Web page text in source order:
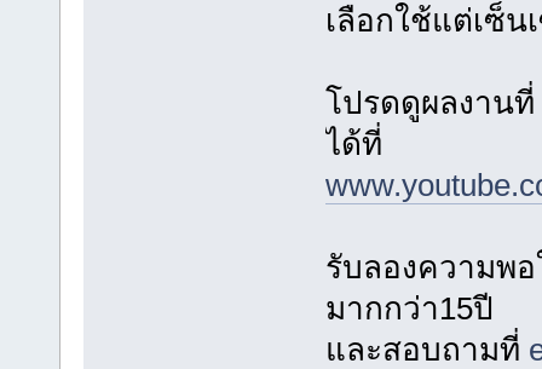
เลือกใช้แต่เซ็น
โปรดดูผลงานที่
ได้ที่
รับลองความพ
มากกว่า15ปี
และสอบถามที่